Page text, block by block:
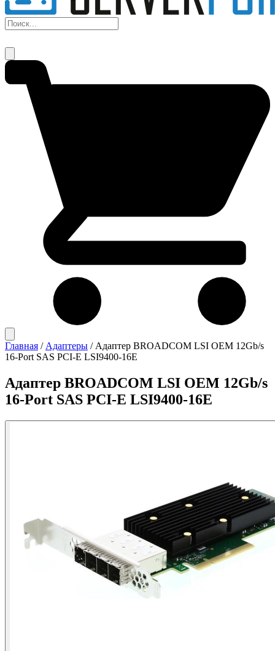
Главная / Адаптеры / Адаптер BROADCOM LSI OEM 12Gb/s
16-Port SAS PCI-E LSI9400-16E
Адаптер BROADCOM LSI OEM 12Gb/s
16-Port SAS PCI-E LSI9400-16E